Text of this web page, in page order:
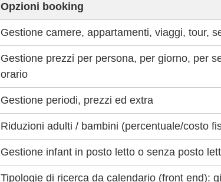
Opzioni booking
Gestione camere, appartamenti, viaggi, tour,
Gestione prezzi per persona, per giorno, per
orario
Gestione periodi, prezzi ed extra
Riduzioni adulti / bambini (percentuale/costo
Gestione infant in posto letto o senza posto
Tipologie di ricerca da calendario (front end):